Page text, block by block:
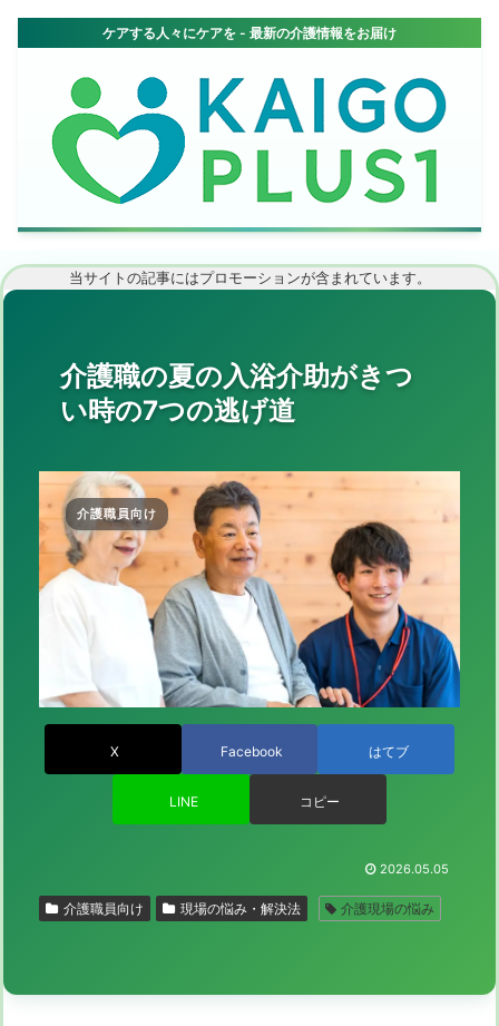
当サイトの記事にはプロモーションが含まれています。
介護職の夏の入浴介助がきつ
い時の7つの逃げ道
介護職員向け
X Facebook はてブ
LINE コピー
2026.05.05
介護職員向け 現場の悩み・解決法 介護現場の悩み